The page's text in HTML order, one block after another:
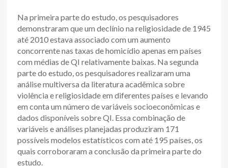
Na primeira parte do estudo, os pesquisadores
demonstraram que um declínio na religiosidade de 1945
até 2010 estava associado com um aumento
concorrente nas taxas de homicídio apenas em países
com médias de QI relativamente baixas. Na segunda
parte do estudo, os pesquisadores realizaram uma
análise multiversa da literatura acadêmica sobre
violência e religiosidade em diferentes países e levando
em conta um número de variáveis socioeconômicas e
dados disponíveis sobre QI. Essa combinação de
variáveis e análises planejadas produziram 171
possíveis modelos estatísticos com até 195 países, os
quais corroboraram a conclusão da primeira parte do
estudo.